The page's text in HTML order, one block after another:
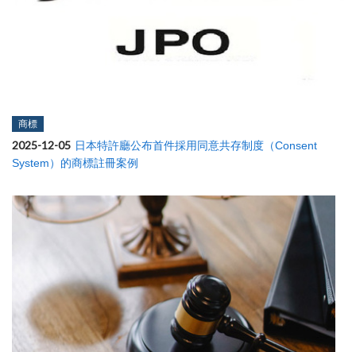
商標
2025-12-05 日本特許廳公布首件採用同意共存制度（Consent
System）的商標註冊案例